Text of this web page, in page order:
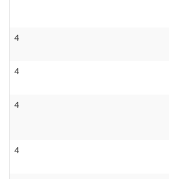
4
4
4
4